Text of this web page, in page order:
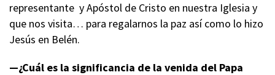
representante y Apóstol de Cristo en nuestra Iglesia y
que nos visita… para regalarnos la paz así como lo hizo
Jesús en Belén.
—¿Cuál es la significancia de la venida del Papa